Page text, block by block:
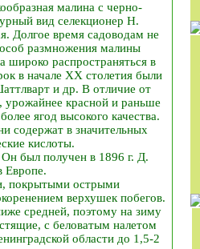
малина с черно-
вид селекционер Н.
Долгое время садоводам не
размножения малины
широко распространяться в
в начале XX столетия были
и др. В отличие от
урожайнее красной и раньше
ягод высокого качества.
содержат в значительных
кислоты.
был получен в 1896 г. Д.
Европе.
покрытыми острыми
верхушек побегов.
средней, поэтому на зиму
с беловатым налетом
области до 1,5-2